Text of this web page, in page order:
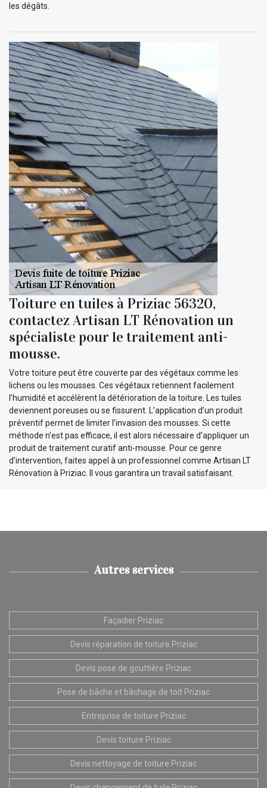
les dégâts.
Toiture en tuiles à Priziac 56320,
contactez Artisan LT Rénovation un
spécialiste pour le traitement anti-
mousse.
Votre toiture peut être couverte par des végétaux comme les
lichens ou les mousses. Ces végétaux retiennent facilement
l’humidité et accélèrent la détérioration de la toiture. Les tuiles
deviennent poreuses ou se fissurent. L’application d’un produit
préventif permet de limiter l’invasion des mousses. Si cette
méthode n’est pas efficace, il est alors nécessaire d’appliquer un
produit de traitement curatif anti-mousse. Pour ce genre
d’intervention, faites appel à un professionnel comme Artisan LT
Rénovation à Priziac. Il vous garantira un travail satisfaisant.
Autres services
Façadier Priziac
Devis réparation de toiture Priziac
Devis pose de gouttière Priziac
Pose de bâche et bâchage de toit Priziac
Entreprise de toiture Priziac
Devis toiture Priziac
Devis nettoyage de toiture Priziac